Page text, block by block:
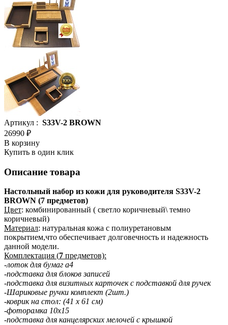
Артикул : S33V-2 BROWN
26990 ₽
В корзину
Купить в один клик
Описание товара
Настольный набор из кожи для руководителя S33V-2
BROWN (7 предметов)
Цвет: комбинированный ( светло коричневый\ темно
коричневый)
Материал: натуральная кожа c полиуретановым
покрытием,что обеспечивает долговечность и надежность
данной модели.
Комплектация (7 предметов):
-лоток для бумаг a4
-подставка для блоков записей
-подставка для визитных карточек с подставкой для ручек
-Шариковые ручки комплект (2шт.)
-коврик на стол: (41 х 61 см)
-фоторамка 10х15
-подставка для канцелярских мелочей с крышкой